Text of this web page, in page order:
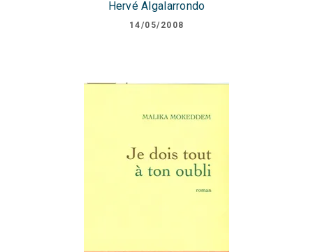
Hervé Algalarrondo
14/05/2008